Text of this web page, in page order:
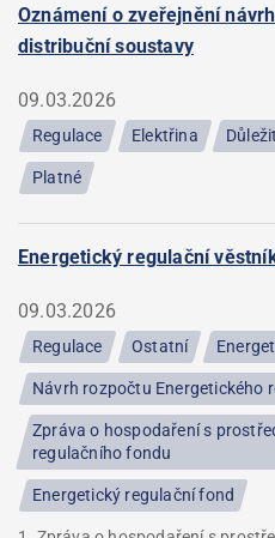
Oznámení o zveřejnění
distribuční soustavy
09.03.2026
Regulace Elektřina
Platné
Energetický regulační
09.03.2026
Regulace Ostatní
Návrh rozpočtu Energetického
Zpráva o hospodaření s
regulačního fondu
Energetický regulační fond